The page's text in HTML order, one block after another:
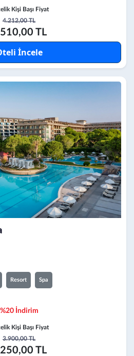
Kişi Başı Fiyat
4.212,00 TL
TL
İncele
Resort Spa
%20 İndirim
Kişi Başı Fiyat
3.900,00 TL
TL